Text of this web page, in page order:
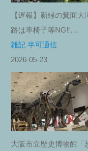
【遅報】新緑の箕面
路は車椅子等NG‼︎…
雑記 半可通信
2026-05-23
大阪市立歴史博物館「